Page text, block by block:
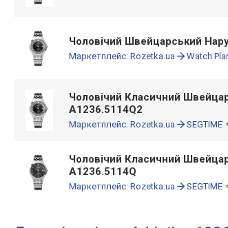
Чоловічий Швейцарський
Маркетплейс: Rozetka.ua Watch
Чоловічий Класичний
A1236.5114Q2
Маркетплейс: Rozetka.ua SEGTIME
Чоловічий Класичний
A1236.5114Q
Маркетплейс: Rozetka.ua SEGTIME